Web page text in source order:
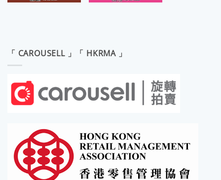
「 CAROUSELL 」「 HKRMA 」